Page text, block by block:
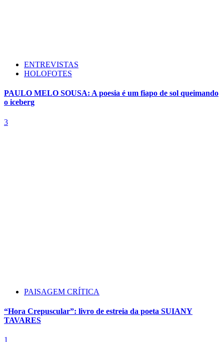
ENTREVISTAS
HOLOFOTES
PAULO MELO SOUSA: A poesia é um fiapo de sol queimando
o iceberg
3
PAISAGEM CRÍTICA
“Hora Crepuscular”: livro de estreia da poeta SUIANY
TAVARES
1